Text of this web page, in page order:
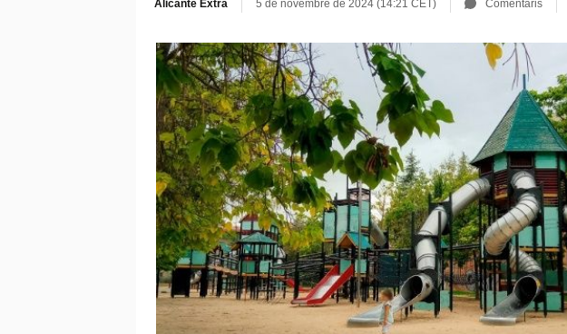
Alicante Extra 5 de novembre de 2024 (14:21 CET) Comentaris